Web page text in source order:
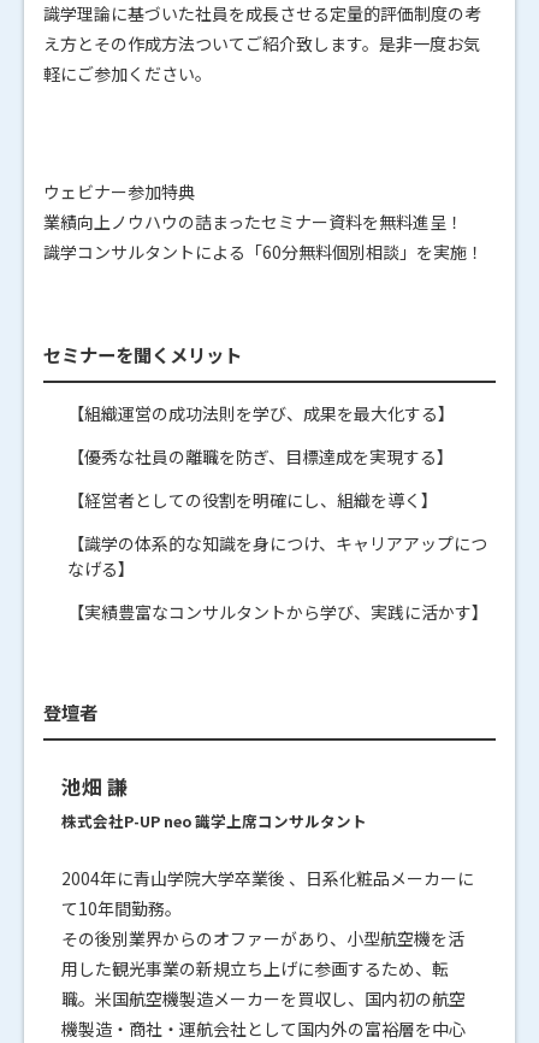
識学理論に基づいた社員を成長させる定量的評価制度の考
え方とその作成方法ついてご紹介致します。是非一度お気
軽にご参加ください。
ウェビナー参加特典
業績向上ノウハウの詰まったセミナー資料を無料進呈！
識学コンサルタントによる「60分無料個別相談」を実施！
セミナーを聞くメリット
【組織運営の成功法則を学び、成果を最大化する】
【優秀な社員の離職を防ぎ、目標達成を実現する】
【経営者としての役割を明確にし、組織を導く】
【識学の体系的な知識を身につけ、キャリアアップにつ
なげる】
【実績豊富なコンサルタントから学び、実践に活かす】
登壇者
池畑 謙
株式会社P-UP neo 識学上席コンサルタント
2004年に青山学院大学卒業後 、日系化粧品メーカーに
て10年間勤務。
その後別業界からのオファーがあり、小型航空機を活
用した観光事業の新規立ち上げに参画するため、転
職。米国航空機製造メーカーを買収し、国内初の航空
機製造・商社・運航会社として国内外の富裕層を中心